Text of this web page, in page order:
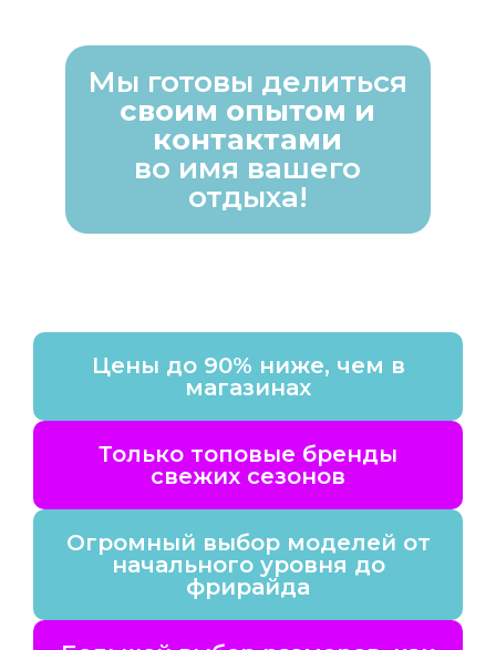
Мы готовы делиться
своим опытом и
контактами
во имя вашего
отдыха!
Цены до 90% ниже, чем в
магазинах
Только топовые бренды
свежих сезонов
Огромный выбор моделей от
начального уровня до
фрирайда